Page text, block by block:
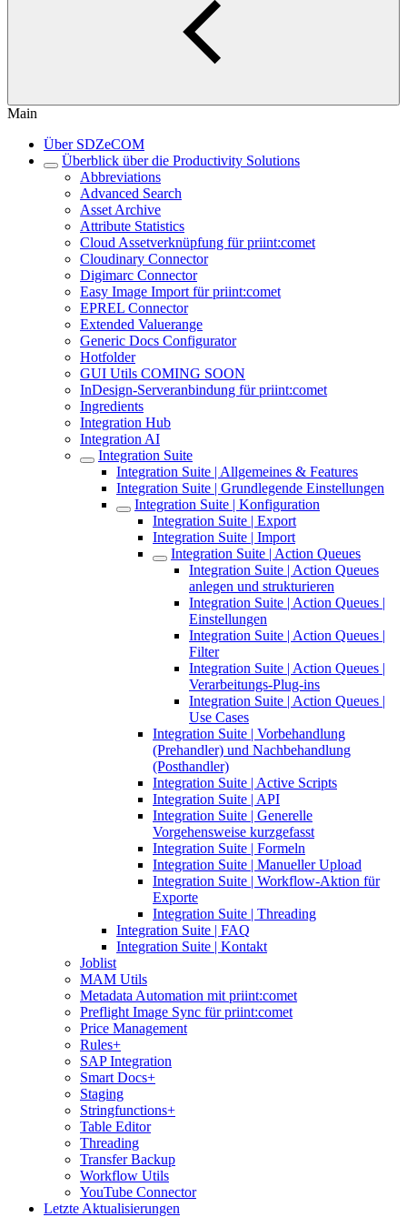
Main
Über SDZeCOM
Überblick über die Productivity Solutions
Abbreviations
Advanced Search
Asset Archive
Attribute Statistics
Cloud Assetverknüpfung für priint:comet
Cloudinary Connector
Digimarc Connector
Easy Image Import für priint:comet
EPREL Connector
Extended Valuerange
Generic Docs Configurator
Hotfolder
GUI Utils COMING SOON
InDesign-Serveranbindung für priint:comet
Ingredients
Integration Hub
Integration AI
Integration Suite
Integration Suite | Allgemeines & Features
Integration Suite | Grundlegende Einstellungen
Integration Suite | Konfiguration
Integration Suite | Export
Integration Suite | Import
Integration Suite | Action Queues
Integration Suite | Action Queues
anlegen und strukturieren
Integration Suite | Action Queues |
Einstellungen
Integration Suite | Action Queues |
Filter
Integration Suite | Action Queues |
Verarbeitungs-Plug-ins
Integration Suite | Action Queues |
Use Cases
Integration Suite | Vorbehandlung
(Prehandler) und Nachbehandlung
(Posthandler)
Integration Suite | Active Scripts
Integration Suite | API
Integration Suite | Generelle
Vorgehensweise kurzgefasst
Integration Suite | Formeln
Integration Suite | Manueller Upload
Integration Suite | Workflow-Aktion für
Exporte
Integration Suite | Threading
Integration Suite | FAQ
Integration Suite | Kontakt
Joblist
MAM Utils
Metadata Automation mit priint:comet
Preflight Image Sync für priint:comet
Price Management
Rules+
SAP Integration
Smart Docs+
Staging
Stringfunctions+
Table Editor
Threading
Transfer Backup
Workflow Utils
YouTube Connector
Letzte Aktualisierungen